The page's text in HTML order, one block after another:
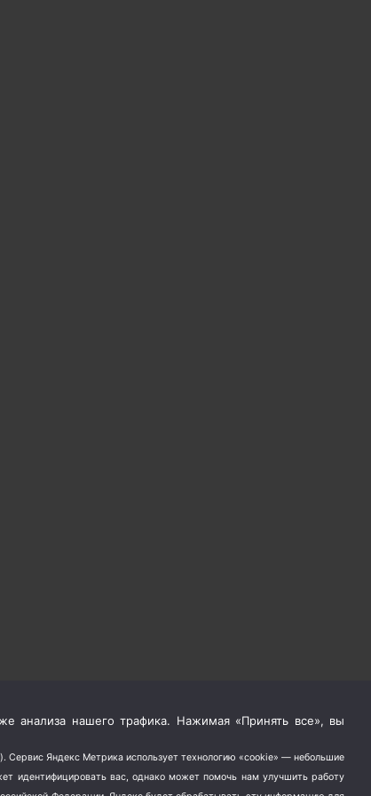
анализа нашего трафика. Нажимая «Принять все», вы
Сервис Яндекс Метрика использует технологию «cookie» — небольшие
идентифицировать вас, однако может помочь нам улучшить работу